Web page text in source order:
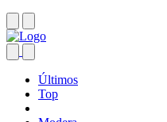
Últimos
Top